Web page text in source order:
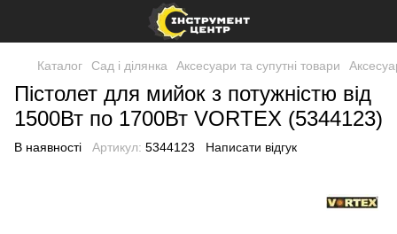
Каталог Сад і ділянка Аксесуари та супутні товари
Пістолет для мийок з потужністю від
1500Вт по 1700Вт VORTEX (5344123)
В наявності Артикул: 5344123 Написати відгук